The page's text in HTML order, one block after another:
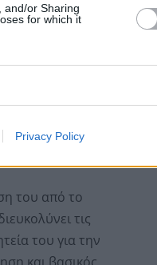
and/or Sharing
for which it
Privacy Policy
του από το
τις
του για την
και βασικός